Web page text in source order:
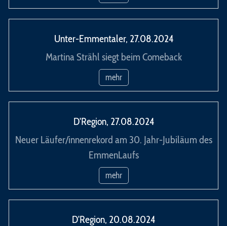
Unter-Emmentaler, 27.08.2024
Martina Strähl siegt beim Comeback
mehr
D'Region, 27.08.2024
Neuer Läufer/innenrekord am 30. Jahr-Jubiläum des
EmmenLaufs
mehr
D'Region, 20.08.2024